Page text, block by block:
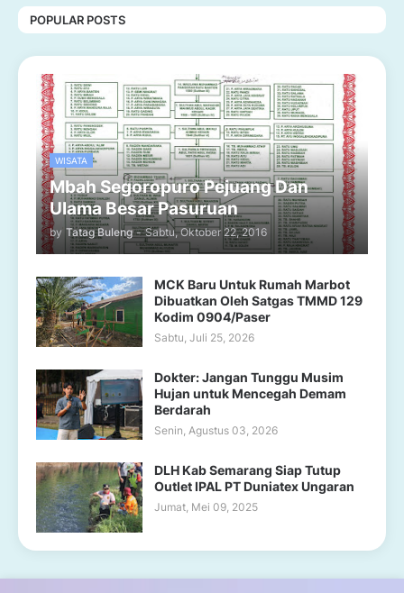
POPULAR POSTS
WISATA
Mbah Segoropuro Pejuang Dan
Ulama Besar Pasuruan
by Tatag Buleng - Sabtu, Oktober 22, 2016
MCK Baru Untuk Rumah Marbot
Dibuatkan Oleh Satgas TMMD 129
Kodim 0904/Paser
Sabtu, Juli 25, 2026
Dokter: Jangan Tunggu Musim
Hujan untuk Mencegah Demam
Berdarah
Senin, Agustus 03, 2026
DLH Kab Semarang Siap Tutup
Outlet IPAL PT Duniatex Ungaran
Jumat, Mei 09, 2025